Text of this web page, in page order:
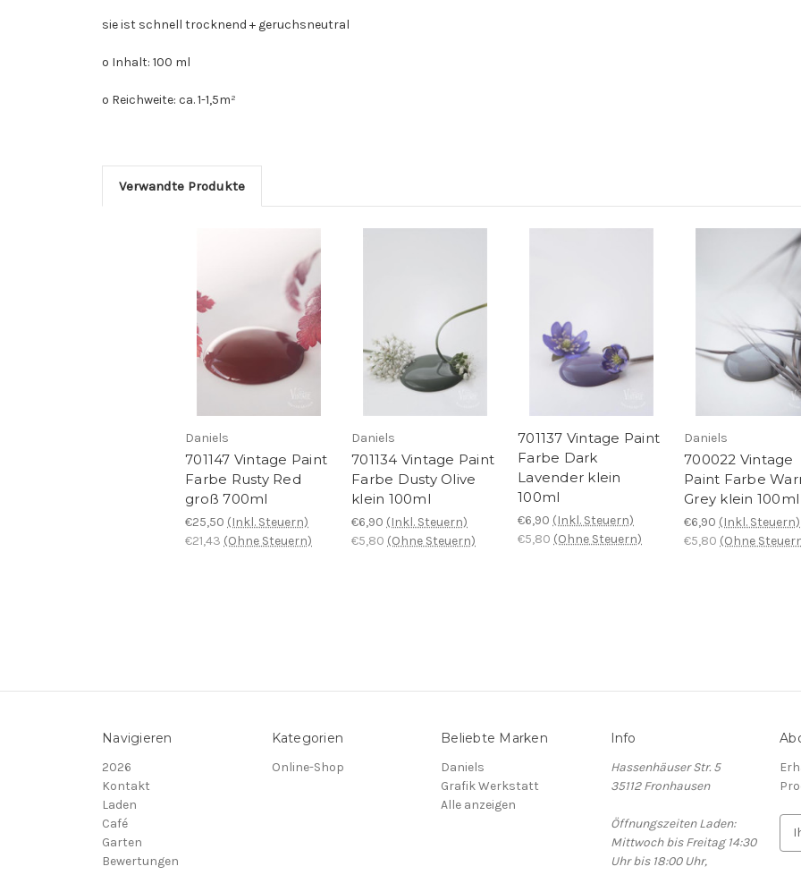
sie ist schnell trocknend + geruchsneutral
o Inhalt: 100 ml
o Reichweite: ca. 1-1,5m²
Verwandte Produkte
Daniels
701147 Vintage Paint
Farbe Rusty Red
groß 700ml
€25,50 (Inkl. Steuern)
€21,43 (Ohne Steuern)
Daniels
701134 Vintage Paint
Farbe Dusty Olive
klein 100ml
€6,90 (Inkl. Steuern)
€5,80 (Ohne Steuern)
701137 Vintage Paint
Farbe Dark
Lavender klein
100ml
€6,90 (Inkl. Steuern)
€5,80 (Ohne Steuern)
Daniels
700022 Vintage
Paint Farbe
Grey klein 100ml
€6,90 (Inkl. Steuern)
€5,80 (Ohne
Navigieren
2026
Kontakt
Laden
Café
Garten
Bewertungen
Kategorien
Online-Shop
Beliebte Marken
Daniels
Grafik Werkstatt
Alle anzeigen
Info
Hassenhäuser Str. 5
35112 Fronhausen
Öffnungszeiten Laden:
Mittwoch bis Freitag 14:30
Uhr bis 18:00 Uhr,